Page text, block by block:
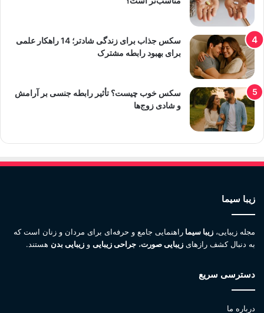
سکس جذاب برای زندگی شادتر؛ 14 راهکار علمی
برای بهبود رابطه مشترک
سکس خوب چیست؟ تأثیر رابطه جنسی بر آرامش
و شادی زوج‌ها
زیبا سیما
مجله زیبایی، زیبا سیما راهنمایی جامع و حرفه‌ای برای مردان و زنان است که
به دنبال کشف رازهای زیبایی صورت، جراحی زیبایی و زیبایی بدن هستند.
دسترسی سریع
درباره ما